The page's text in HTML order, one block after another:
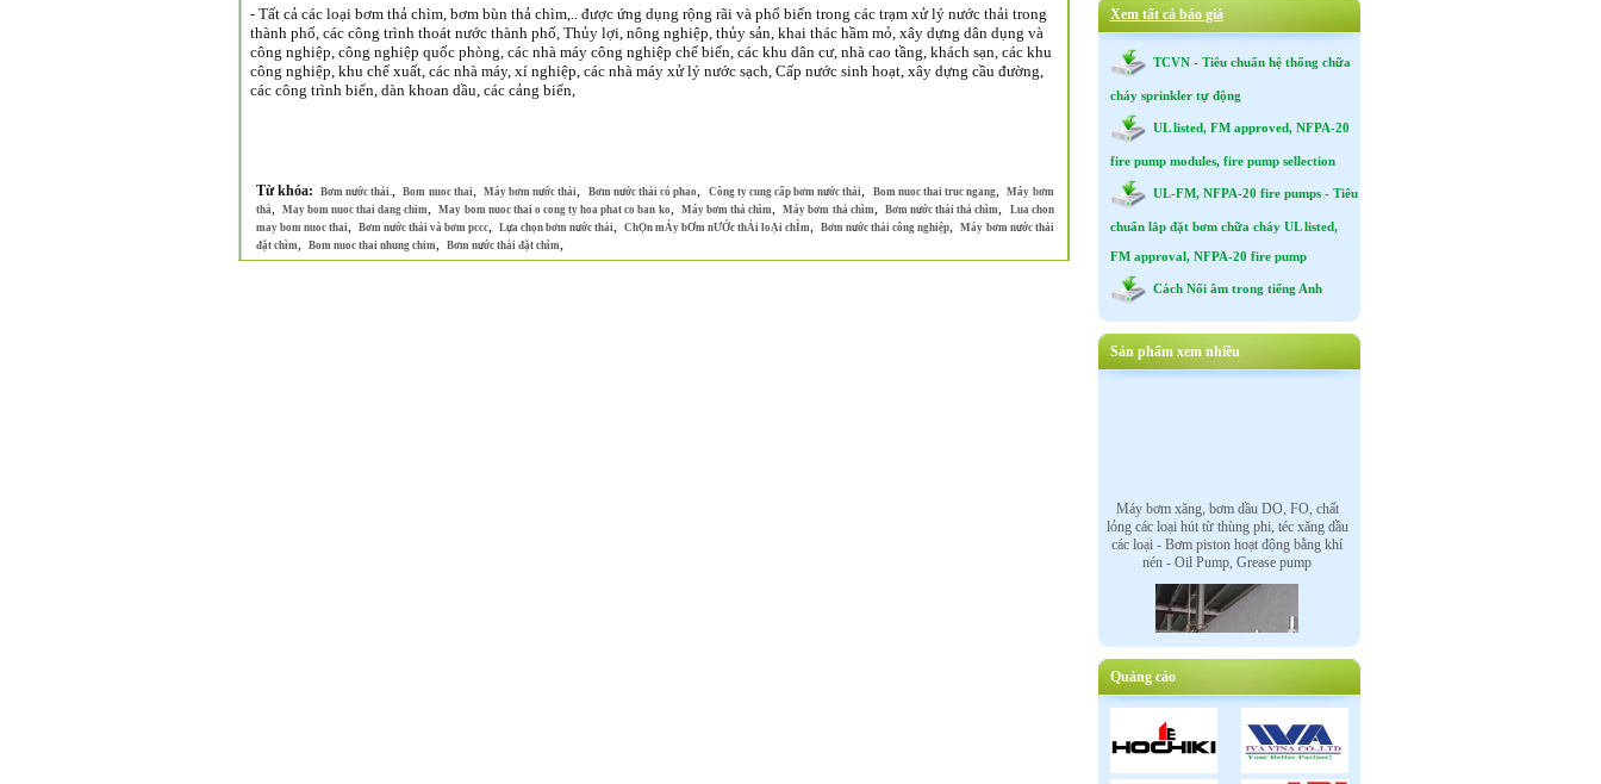
- Tất cả các loại bơm thả chìm, bơm bùn thả chìm,.. được ứng dụng rộng rãi và phổ biến trong các trạm xử lý nước thải trong
thành phố, các công trình thoát nước thành phố, Thủy lợi, nông nghiệp, thủy sản, khai thác hầm mỏ, xây dựng dân dụng và
công nghiệp, công nghiệp quốc phòng, các nhà máy công nghiệp chế biến, các khu dân cư, nhà cao tầng, khách sạn, các khu
công nghiệp, khu chế xuất, các nhà máy, xí nghiệp, các nhà máy xử lý nước sạch, Cấp nước sinh hoạt, xây dựng cầu đường,
các công trình biển, dàn khoan dầu, các cảng biển,
Từ khóa: Bơm nước thải.,Bom nuoc thai,Máy bơm nước thải, Bơm nước thải có phao, Công ty cung cấp bơm nước thải, Bom nuoc thai truc ngang,Máy bơm
thả, May bom nuoc thai dang chim,May bom nuoc thai o cong ty hoa phat co ban ko, Máy bơm thả chìm,Máy bơm thả chìm, Bơm nước thải thả chìm,
Lua chon
may bom nuoc thai, Bơm nước thải và bơm pccc, Lựa chọn bơm nước thải,ChỌn mÁy bƠm nƯỚc thẢi loẠi chÌm,Bơm nước thải công nghiệp,Máy bơm nước thải
đặt chìm, Bom nuoc thai nhung chim, Bơm nước thải đặt chìm,
Xem tất cả báo giá
TCVN - Tiêu chuẩn hệ thống chữa
cháy sprinkler tự động
UL listed, FM approved, NFPA-20
fire pump modules, fire pump sellection
UL-FM, NFPA-20 fire pumps - Tiêu
chuẩn lắp đặt bơm chữa cháy UL listed,
FM approval, NFPA-20 fire pump
Cách Nối âm trong tiếng Anh
Sản phẩm xem nhiều
lỏng các loại hút từ thùng phi, téc xăng dầu
các loại - Bơm piston hoạt động bằng khí
nén - Oil Pump, Grease pump
Quảng cáo